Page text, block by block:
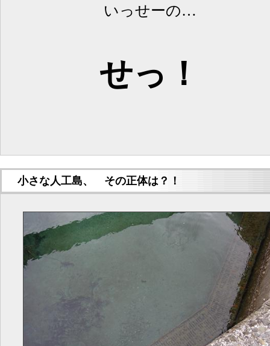
いっせーの…
せっ！
小さな人工島、 その正体は？！